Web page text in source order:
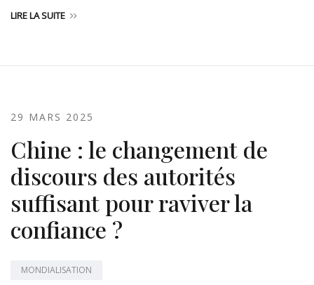
LIRE LA SUITE
29 MARS 2025
Chine : le changement de
discours des autorités
suffisant pour raviver la
confiance ?
MONDIALISATION